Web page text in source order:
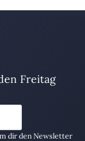
Freitag
dir den Newsletter